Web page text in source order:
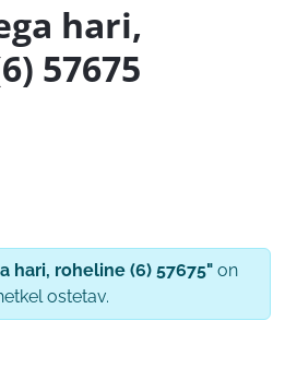
hari,
57675
hari, roheline (6) 57675" on
ostetav.